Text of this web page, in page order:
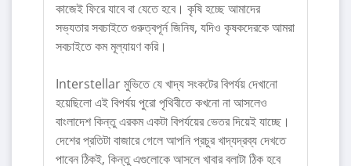
কাজেই ফিরে যাবে বা যেতে হবে। কৃষি হচ্ছে আমাদের
সভ্যতার সবচাইতে গুরুত্বপূর্ন জিনিষ, যদিও কৃষকদেরকে আমরা
সবচাইতে কম মূল্যায়ণ করি।
Interstellar মুভিতে যে খাদ্য সংকটের বিপর্যয় দেখানো
হয়েছিলো এই বিপর্যয় পুরো পৃথিবীতে কখনো না আসলেও
বাংলাদেশ কিন্তু এরকম একটা বিপর্যয়ের ভেতর দিয়েই যাচ্ছে।
দেশের প্রতিটা বাজারে গেলে আপনি প্রচুর খাদ্যদ্রব্য দেখতে
পাবেন ঠিকই, কিন্তু এগুলোকে আসলে খাবার বলাটা ঠিক হবে